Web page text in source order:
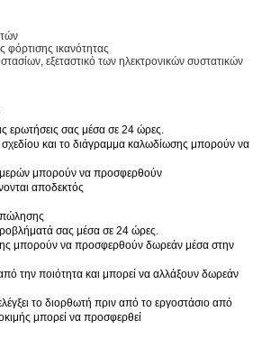
φόρτισης ικανότητας
εξεταστικό των ηλεκτρονικών συστατικών
ερωτήσεις σας μέσα σε 24 ώρες.
σχεδίου και το διάγραμμα καλωδίωσης μπορούν να
μερών μπορούν να προσφερθούν
αποδεκτός
σας μέσα σε 24 ώρες.
μπορούν να προσφερθούν δωρεάν μέσα στην
την ποιότητα και μπορεί να αλλάξουν δωρεάν
το διορθωτή πριν από το εργοστάσιο από
μπορεί να προσφερθεί